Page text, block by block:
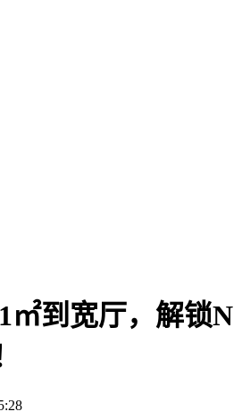
㎡到宽厅，解锁N